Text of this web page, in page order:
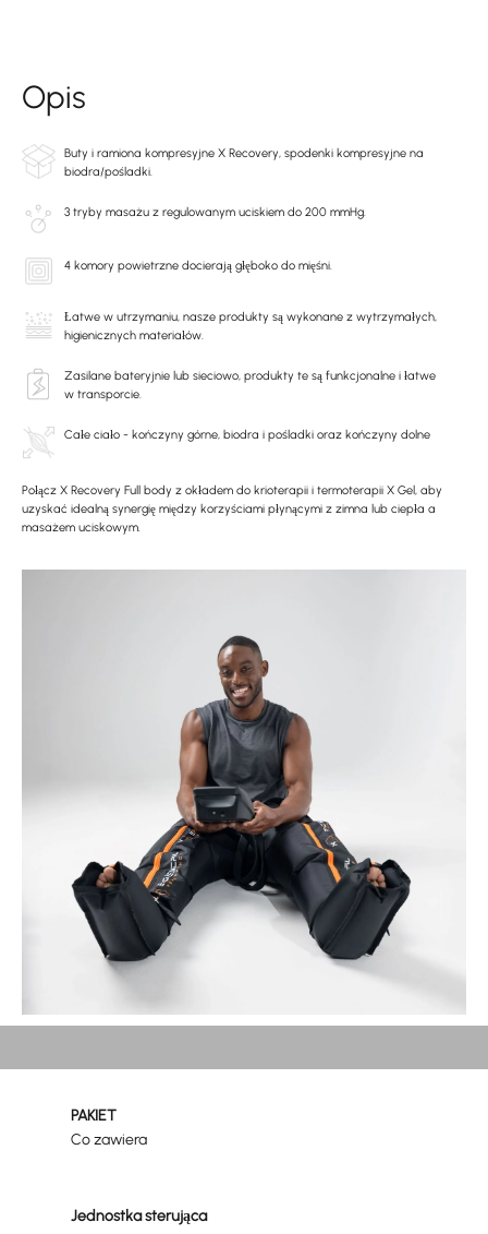
Opis
Buty i ramiona kompresyjne X Recovery, spodenki kompresyjne na
biodra/pośladki.
3 tryby masażu z regulowanym uciskiem do 200 mmHg.
4 komory powietrzne docierają głęboko do mięśni.
Łatwe w utrzymaniu, nasze produkty są wykonane z wytrzymałych,
higienicznych materiałów.
Zasilane bateryjnie lub sieciowo, produkty te są funkcjonalne i łatwe
w transporcie.
Całe ciało - kończyny górne, biodra i pośladki oraz kończyny dolne
Połącz X Recovery Full body z okładem do krioterapii i termoterapii X Gel, aby
uzyskać idealną synergię między korzyściami płynącymi z zimna lub ciepła a
masażem uciskowym.
LEPIEJ SIĘ REGENEROWAĆ.
PAKIET
Co zawiera
Jednostka sterująca